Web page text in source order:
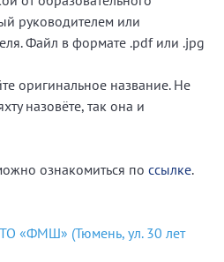
руководителем или
Файл в формате .pdf или .jpg
оригинальное название. Не
назовёте, так она и
ознакомиться по ссылке.
«ФМШ» (Тюмень, ул. 30 лет